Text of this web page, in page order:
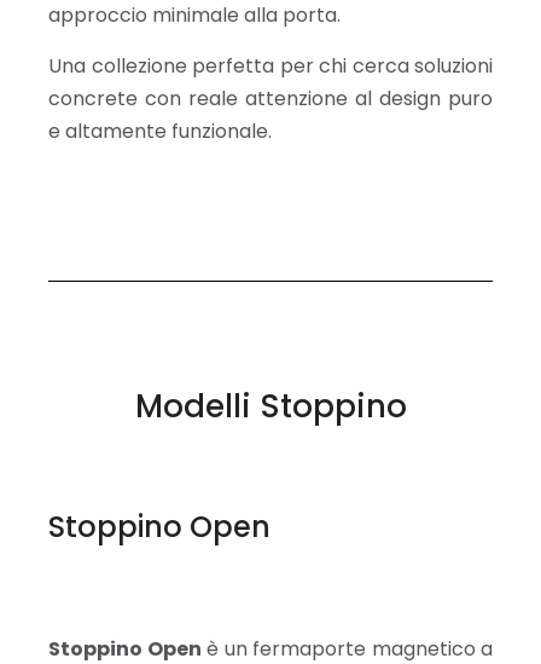
approccio minimale alla porta.
Una collezione perfetta per chi cerca soluzioni
concrete con reale attenzione al design puro
e altamente funzionale.
Modelli Stoppino
Stoppino Open
Stoppino Open è un fermaporte magnetico a